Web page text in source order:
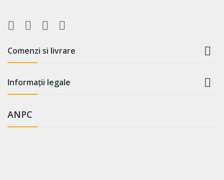
Comenzi si livrare 
Informații legale 
ANPC